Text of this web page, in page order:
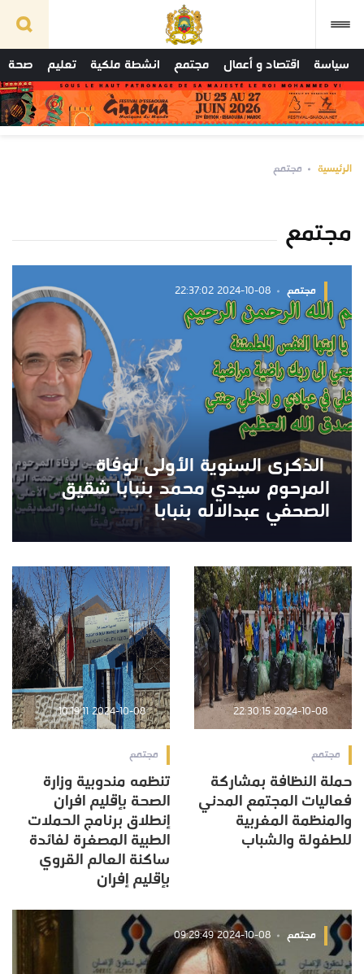
سياسة اقتصاد و أعمال مجتمع انشطة ملكية تعليم صحة
الرئيسية مجتمع
مجتمع
مجتمع 2024-10-08 22:37:02
‏ الذكرى السنوية الأولى لوفاة
المرحوم سيدي محمد بنبابا شقيق
الصحفي عبدالاله بنبابا
2024-10-08 22:30:15
مجتمع
حملة النظافة بمشاركة
فعاليات المجتمع المدني
والمنظمة المغربية
للطفولة والشباب
2024-10-08 10:19:11
مجتمع
تنظمه مندوبية وزارة
الصحة بإقليم افران
إنطلاق برنامج الحملات
الطبية المصغرة لفائدة
ساكنة العالم القروي
بإقليم إفران
مجتمع 2024-10-08 09:29:49